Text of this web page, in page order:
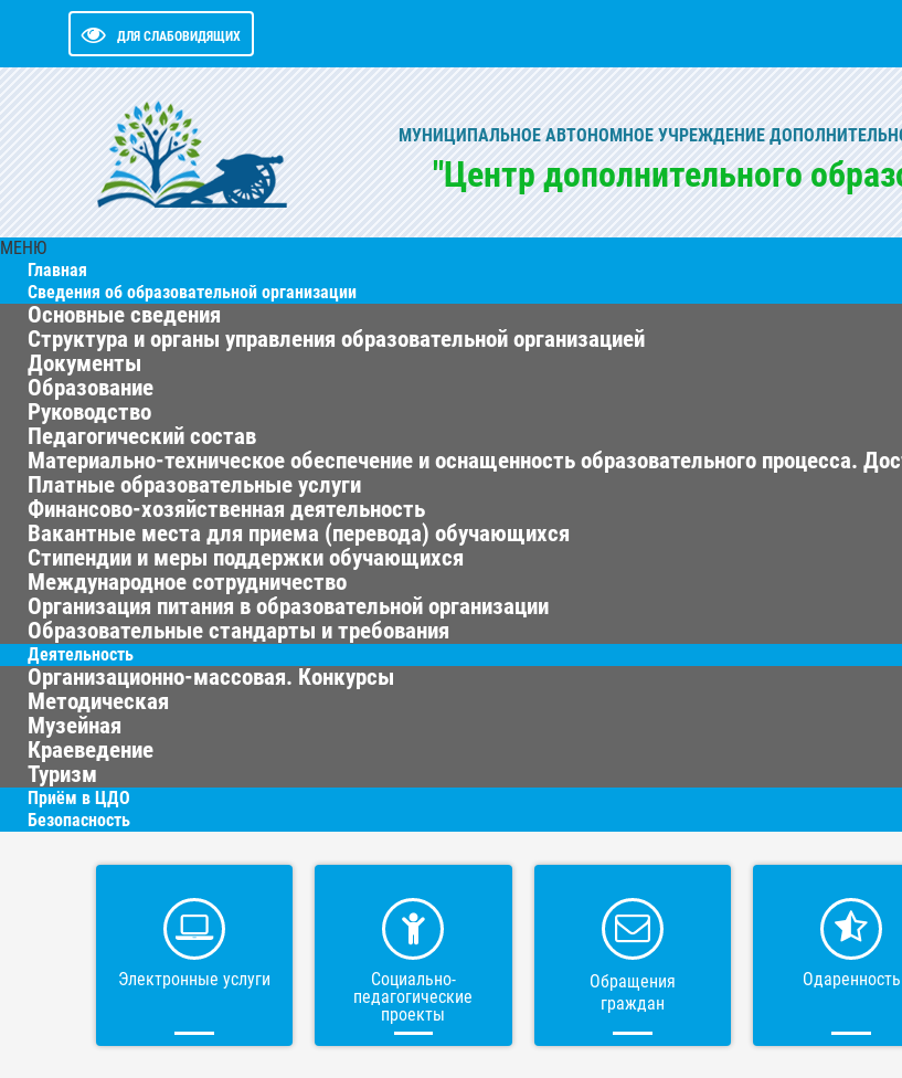
ДЛЯ СЛАБОВИДЯЩИХ
МУНИЦИПАЛЬНОЕ АВТОНОМНОЕ УЧРЕЖДЕНИЕ
"Центр дополнительного
МЕНЮ
Главная
Сведения об образовательной организации
Основные сведения
Структура и органы управления образовательной организацией
Документы
Образование
Руководство
Педагогический состав
Материально-техническое обеспечение и оснащенность образовательного процесса.
Платные образовательные услуги
Финансово-хозяйственная деятельность
Вакантные места для приема (перевода) обучающихся
Стипендии и меры поддержки обучающихся
Международное сотрудничество
Организация питания в образовательной организации
Образовательные стандарты и требования
Деятельность
Организационно-массовая. Конкурсы
Методическая
Музейная
Краеведение
Туризм
Приём в ЦДО
Безопасность
Электронные услуги
Социально-
педагогические
проекты
Обращения
граждан
Одаренность